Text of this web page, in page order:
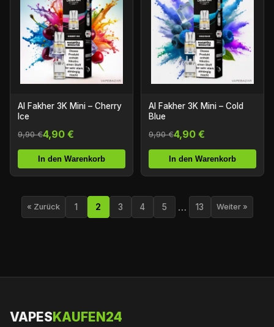
Al Fakher 3K Mini – Cherry
Ice
9,90 €4,90 €
In den Warenkorb
Al Fakher 3K Mini – Cold
Blue
9,90 €4,90 €
In den Warenkorb
« Zurück 1 2 3 4 5 … 13 Weiter »
VAPESKAUFEN24